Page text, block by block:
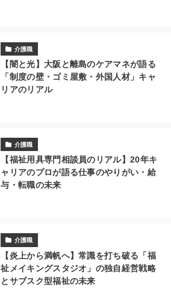
介護職
【闇と光】大阪と離島のケアマネが語る
「制度の壁・ゴミ屋敷・外国人材」キャ
リアのリアル
介護職
【福祉用具専門相談員のリアル】20年キ
ャリアのプロが語る仕事のやりがい・給
与・転職の未来
介護職
【炎上から満帆へ】常識を打ち破る「福
祉メイキングスタジオ」の独自経営戦略
とサブスク型福祉の未来